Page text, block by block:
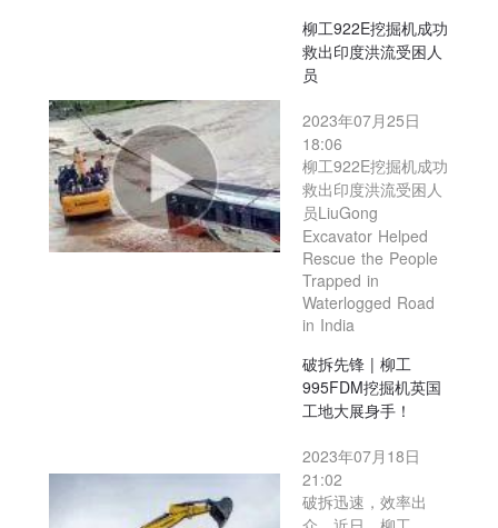
柳工922E挖掘机成功
救出印度洪流受困人
员
2023年07月25日
18:06
柳工922E挖掘机成功
救出印度洪流受困人
员LiuGong
Excavator Helped
Rescue the People
Trapped in
Waterlogged Road
in India
破拆先锋 | 柳工
995FDM挖掘机英国
工地大展身手！
2023年07月18日
21:02
破拆迅速，效率出